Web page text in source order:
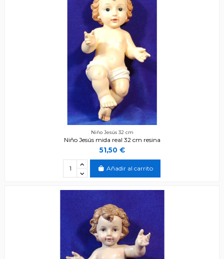
Niño Jesús 32 cm
Niño Jesús mida real 32 cm resina
51,50 €
Añadir al carrito